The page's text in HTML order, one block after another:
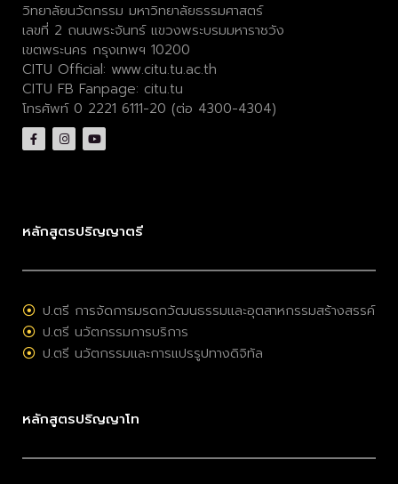
วิทยาลัยนวัตกรรม มหาวิทยาลัยธรรมศาสตร์
เลขที่ 2 ถนนพระจันทร์ แขวงพระบรมมหาราชวัง
เขตพระนคร กรุงเทพฯ 10200
CITU Official: www.citu.tu.ac.th
CITU FB Fanpage: citu.tu
โทรศัพท์ 0 2221 6111-20 (ต่อ 4300-4304)
หลักสูตรปริญญาตรี
ป.ตรี การจัดการมรดกวัฒนธรรมและอุตสาหกรรมสร้างสรรค์
ป.ตรี นวัตกรรมการบริการ
ป.ตรี นวัตกรรมและการแปรรูปทางดิจิทัล
หลักสูตรปริญญาโท